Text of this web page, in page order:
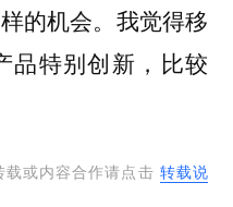
的机会。我觉得移
品特别创新，比较
载或内容合作请点击 转载说